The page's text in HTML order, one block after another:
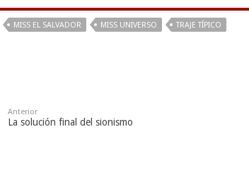
MISS EL SALVADOR MISS UNIVERSO TRAJE TÍPICO
Anterior
La solución final del sionismo